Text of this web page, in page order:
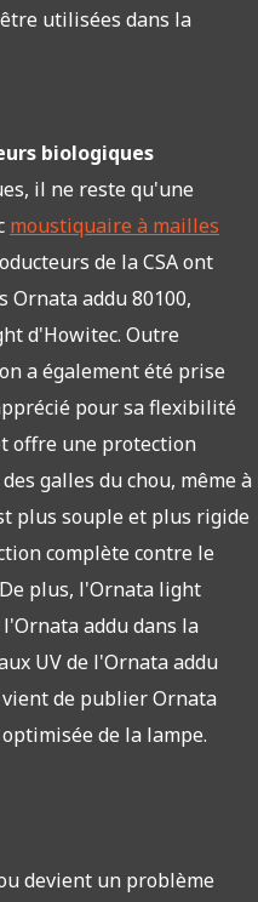
utilisées dans la
biologiques
il ne reste qu'une
moustiquaire à mailles
de la CSA ont
addu 80100,
d'Howitec. Outre
a également été prise
pour sa flexibilité
offre une protection
galles du chou, même à
plus souple et plus rigide
complète contre le
plus, l'Ornata light
addu dans la
UV de l'Ornata addu
de publier Ornata
de la lampe.
devient un problème